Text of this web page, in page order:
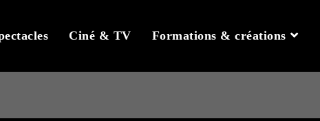
Ciné & TV Formations & créations